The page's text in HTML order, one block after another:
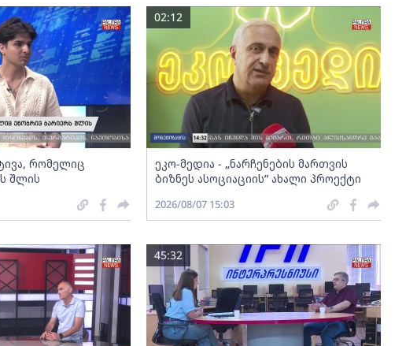
რომელიც
შლის
ეკო-მედია - „ნარჩენების მართვის
ბიზნეს ასოციაციის” ახალი პროექტი
02:12
2026/08/07 15:03
45:32